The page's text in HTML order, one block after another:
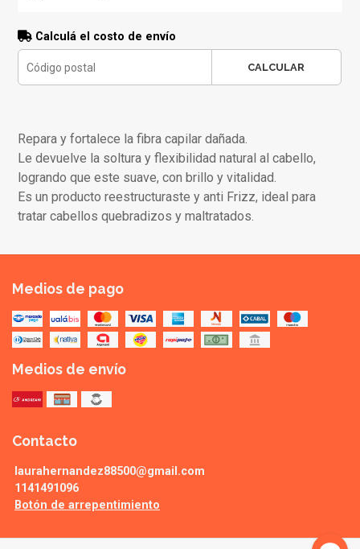
Calculá el costo de envío
CALCULAR
Repara y fortalece la fibra capilar dañada.
Le devuelve la soltura y flexibilidad natural al cabello,
logrando que este suave, con brillo y vitalidad.
Es un producto reestructuraste y anti Frizz, ideal para
tratar cabellos quebradizos y maltratados.
Medios de pago
Medios de envío
Contacto
laurahernandez88500@gmail.com
1141491096
Botón de arrepentimiento